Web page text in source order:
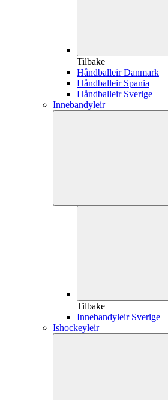
Tilbake
Håndballeir Danmark
Håndballeir Spania
Håndballeir Sverige
Innebandyleir
Tilbake
Innebandyleir Sverige
Ishockeyleir